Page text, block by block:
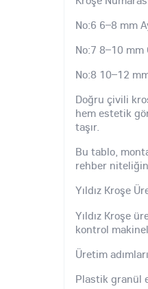
No:6 6–8 mm
No:7 8–10 mm
No:8 10–12
Doğru çivili
hem estetik
taşır.
Bu tablo,
rehber
Yıldız Kroşe
Yıldız Kroşe
kontrol
Üretim
Plastik granül